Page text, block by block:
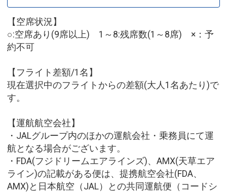
【空席状況】
○:空席あり(9席以上) 1～8:残席数(1～8席) ×：予
約不可
【フライト差額/1名】
現在選択中のフライトからの差額(大人1名あたり)で
す。
【運航航空会社】
・JALグループ内のほかの運航会社・乗務員にて運
航となる場合がございます。
・FDA(フジドリームエアラインズ)、AMX(天草エア
ライン)の記載がある便は、提携航空会社(FDA、
AMX)と日本航空（JAL）との共同運航便（コードシ